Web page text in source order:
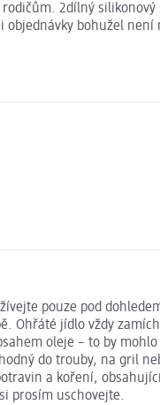
2dílný silikonový
bohužel
pouze pod
Ohřáté jídlo vždy
oleje – to by
do trouby, na gril
a koření,
prosím uschovejte.